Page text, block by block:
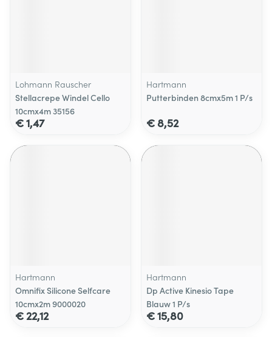
Lohmann Rauscher
Stellacrepe Windel Cello
10cmx4m 35156
€ 1,47
Hartmann
Putterbinden 8cmx5m 1 P/s
€ 8,52
Hartmann
Omnifix Silicone Selfcare
10cmx2m 9000020
€ 22,12
Hartmann
Dp Active Kinesio Tape
Blauw 1 P/s
€ 15,80